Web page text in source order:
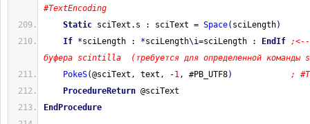
#TextEncoding
Static sciText.s : sciText = Space( sciLength)
If *sciLength : *sciLength\i=sciLength : EndIf
буфера scintilla  (требуется для определенной
PokeS(@sciText, text, -1, #PB_UTF8)
;
ProcedureReturn @sciText
EndProcedure